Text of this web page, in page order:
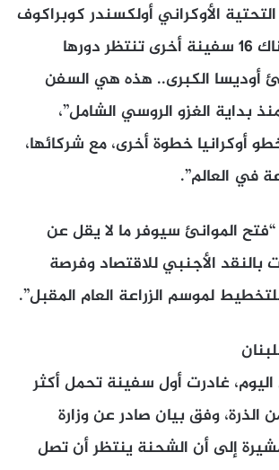
التحتية الأوكراني أولكسندر كوبراكوف
في بيان، إن “هناك 16 سفينة أخرى تنتظر دورها
أوديسا الكبرى.. هذه هي السفن
بداية الغزو الروسي الشامل”،
أوكرانيا خطوة أخرى، مع شركائها،
في العالم”.
الموانئ سيوفر ما لا يقل عن
بالنقد الأجنبي للاقتصاد وفرصة
لموسم الزراعة العام المقبل”.
غادرت أول سفينة تحمل أكثر
من الذرة، وفق بيان صادر عن وزارة
مشيرة إلى أن الشحنة ينتظر أن تصل